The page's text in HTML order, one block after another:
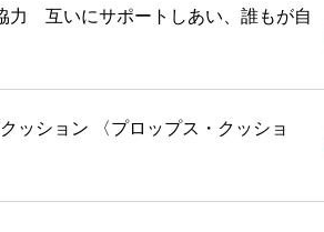
力 互いにサポートしあい、誰もが自
ッション 〈プロップス・クッショ